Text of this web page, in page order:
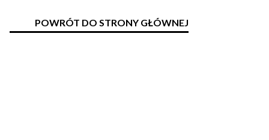
POWRÓT DO STRONY GŁÓWNEJ